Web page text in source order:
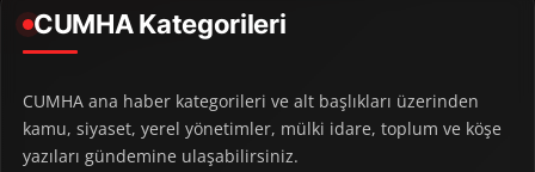
CUMHA Kategorileri
CUMHA ana haber kategorileri ve alt başlıkları üzerinden
kamu, siyaset, yerel yönetimler, mülki idare, toplum ve köşe
yazıları gündemine ulaşabilirsiniz.